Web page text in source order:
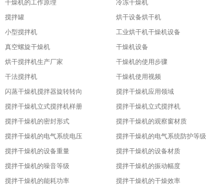
干燥机的工作原理
冷冻干燥机
搅拌罐
烘干设备烘干机
小型搅拌机
工业烘干机干燥机设备
真空螺旋干燥机
干燥机设备
烘干搅拌机生产厂家
干燥机的使用步骤
干法搅拌机
干燥机使用视频
闪蒸干燥机搅拌器旋转转向
搅拌干燥机应用领域
搅拌干燥机立式搅拌机样册
搅拌干燥机立式搅拌机
搅拌干燥机的密封形式
搅拌干燥机的观察窗材质
搅拌干燥机的电气系统电压
搅拌干燥机的电气系统防护等级
搅拌干燥机的设备重量
搅拌干燥机的设备材质
搅拌干燥机的噪音等级
搅拌干燥机的振动幅度
搅拌干燥机的能耗功率
搅拌干燥机的干燥效率